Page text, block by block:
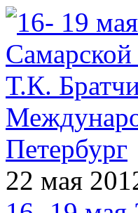
22 мая